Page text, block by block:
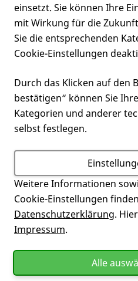
Service
A B C D E
J
K L M N
Sakkade
Schwerbehinderung
sekundäre Endpunkte
Selbsthilfe
seltene Krankheit
Serotonin-
einsetzt. Sie können Ihre
mit Wirkung für die
Sie die entsprechenden
Cookie-Einstellungen
Durch das Klicken auf den
bestätigen“ können Sie
Kategorien und anderer
selbst festlegen.
Weitere Informationen
Cookie-Einstellungen
Datenschutzerklärung.
Impressum.
Alle